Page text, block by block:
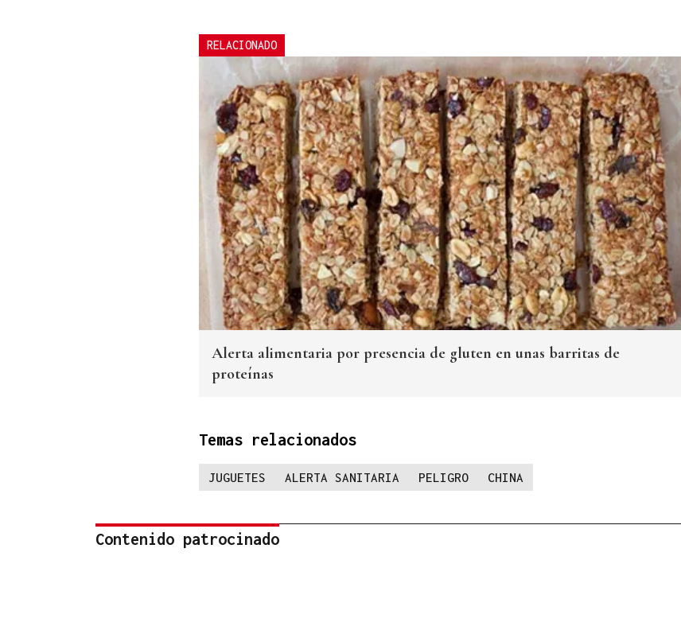
RELACIONADO
Alerta alimentaria por presencia de gluten en unas barritas de
proteínas
Temas relacionados
JUGUETES ALERTA SANITARIA PELIGRO CHINA
Contenido patrocinado